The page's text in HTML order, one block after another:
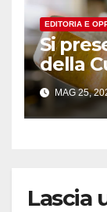
EDITORIA E
Si
della
MAG 25,
Lascia